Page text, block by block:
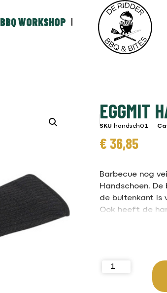
BBQ WORKSHOP
EGGMIT
SKU handsch01
€ 36,85
Barbecue nog
Handschoen.
de buitenkant is
Ook heeft de
De handschoen